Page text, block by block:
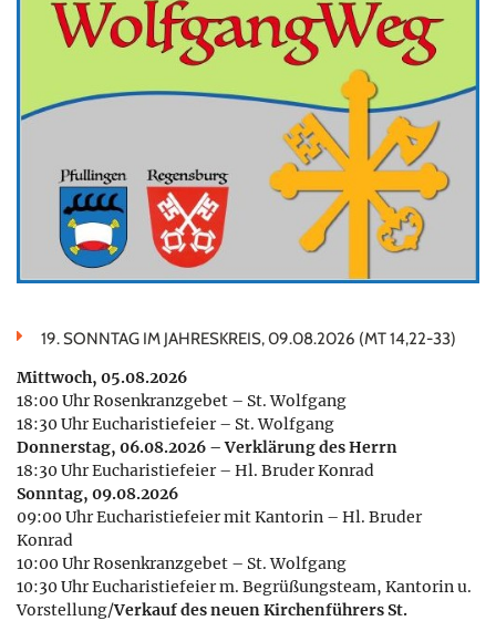
19. SONNTAG IM JAHRESKREIS, 09.08.2026 (MT 14,22-33)
Mittwoch, 05.08.2026
18:00 Uhr Rosenkranzgebet – St. Wolfgang
18:30 Uhr Eucharistiefeier – St. Wolfgang
Donnerstag, 06.08.2026 – Verklärung des Herrn
18:30 Uhr Eucharistiefeier – Hl. Bruder Konrad
Sonntag, 09.08.2026
09:00 Uhr Eucharistiefeier mit Kantorin – Hl. Bruder
Konrad
10:00 Uhr Rosenkranzgebet – St. Wolfgang
10:30 Uhr Eucharistiefeier m. Begrüßungsteam, Kantorin u.
Vorstellung/Verkauf des neuen Kirchenführers St.